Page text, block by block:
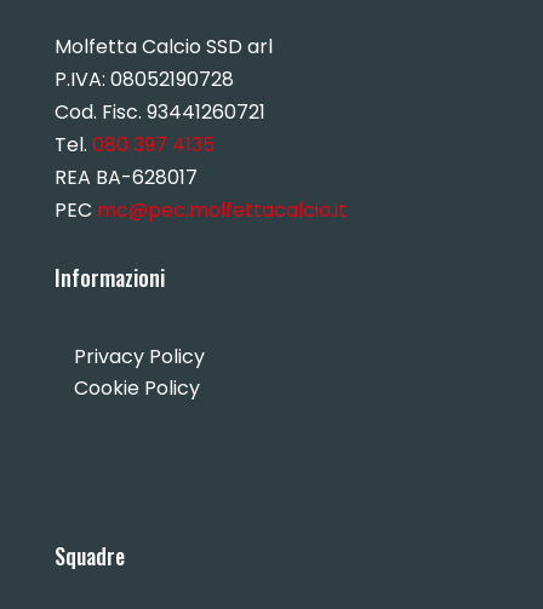
Molfetta Calcio SSD arl
P.IVA: 08052190728
Cod. Fisc. 93441260721
Tel. 080 397 4135
REA BA-628017
PEC mc@pec.molfettacalcio.it
Informazioni
Privacy Policy
Cookie Policy
Squadre